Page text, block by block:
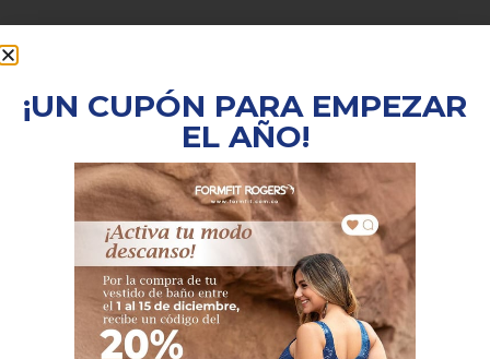
¡UN CUPÓN PARA EMPEZAR
EL AÑO!